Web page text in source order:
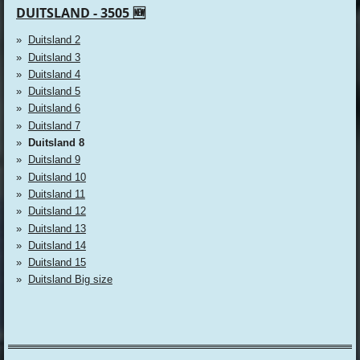
DUITSLAND - 3505 🆕
Duitsland 2
Duitsland 3
Duitsland 4
Duitsland 5
Duitsland 6
Duitsland 7
Duitsland 8
Duitsland 9
Duitsland 10
Duitsland 11
Duitsland 12
Duitsland 13
Duitsland 14
Duitsland 15
Duitsland Big size